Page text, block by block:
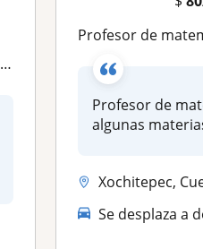
Profesor de matemáticas,
Profesor de
algunas
Xochitepec, Cuernavaca, Emiliano
Se desplaza a